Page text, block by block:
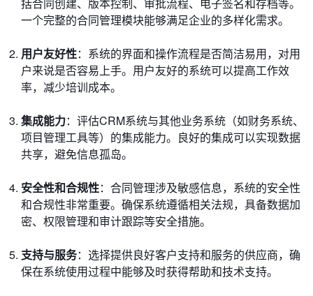
括合同创建、版本控制、审批流程、电子签名和存档等。
一个完整的合同管理模块能够满足企业的多样化需求。
用户友好性：系统的界面和操作流程是否简洁易用，对用
户来说是否容易上手。用户友好的系统可以提高工作效
率，减少培训成本。
集成能力：评估CRM系统与其他业务系统（如财务系统、
项目管理工具等）的集成能力。良好的集成可以实现数据
共享，避免信息孤岛。
安全性和合规性：合同管理涉及敏感信息，系统的安全性
和合规性非常重要。确保系统遵循相关法规，具备数据加
密、权限管理和审计跟踪等安全措施。
支持与服务：选择提供良好客户支持和服务的供应商，确
保在系统使用过程中能够及时获得帮助和技术支持。